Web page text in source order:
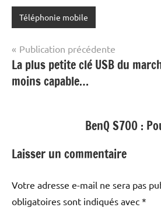
Téléphonie mobile
Navigation
de
l’article
Publication précédente
La plus petite clé USB du
moins capable…
BenQ S700 :
Laisser un commentaire
Votre adresse e-mail ne sera pas
obligatoires sont indiqués avec *